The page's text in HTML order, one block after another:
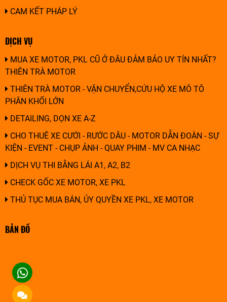
CAM KẾT PHÁP LÝ
DỊCH VỤ
MUA XE MOTOR, PKL CŨ Ở ĐÂU ĐẢM BẢO UY TÍN NHẤT?
THIÊN TRÀ MOTOR
THIÊN TRÀ MOTOR - VẬN CHUYỂN,CỨU HỘ XE MÔ TÔ
PHÂN KHỐI LỚN
DETAILING, DỌN XE A-Z
CHO THUÊ XE CƯỚI - RƯỚC DÂU - MOTOR DẪN ĐOÀN - SỰ
KIỆN - EVENT - CHỤP ẢNH - QUAY PHIM - MV CA NHẠC
DỊCH VỤ THI BẰNG LÁI A1, A2, B2
CHECK GỐC XE MOTOR, XE PKL
THỦ TỤC MUA BÁN, ỦY QUYỀN XE PKL, XE MOTOR
BẢN ĐỒ